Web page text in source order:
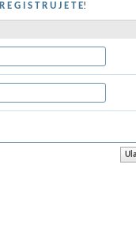
R E G I S T R U J E T E!